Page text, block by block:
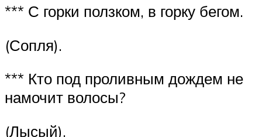
*** С горки ползком, в горку бегом.
(Сопля).
*** Кто под проливным дождем не
намочит волосы?
(Лысый).